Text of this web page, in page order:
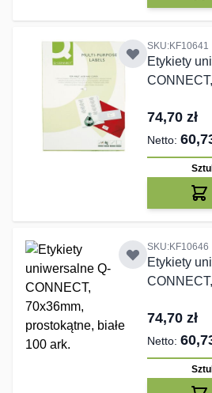
SKU:KF10641
Etykiety
74,70 zł
SKU:KF10646
Etykiety
74,70 zł